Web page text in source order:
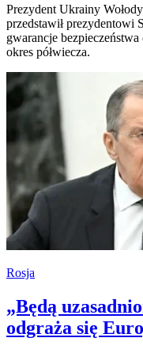
Prezydent Ukrainy
przedstawił prezydentowi
gwarancje
okres półwiecza.
Rosja
„Będą
odgraża się